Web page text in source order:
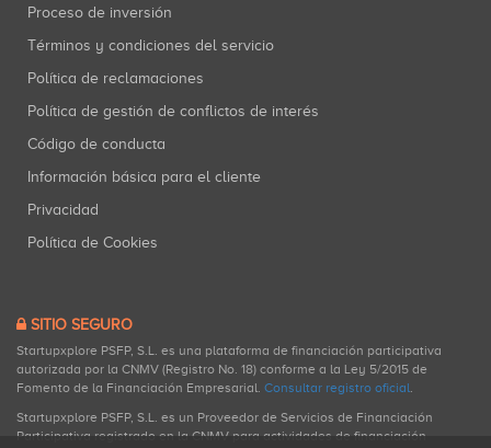
Proceso de inversión
Términos y condiciones del servicio
Política de reclamaciones
Política de gestión de conflictos de interés
Código de conducta
Información básica para el cliente
Privacidad
Política de Cookies
SITIO SEGURO
Startupxplore PSFP, S.L. es una plataforma de financiación participativa
autorizada por la CNMV (Registro No. 18) conforme a la Ley 5/2015 de
Fomento de la Financiación Empresarial. Consultar registro oficial.
Startupxplore PSFP, S.L. es un Proveedor de Servicios de Financiación
Participativa registrado en la CNMV para actividades de financiación